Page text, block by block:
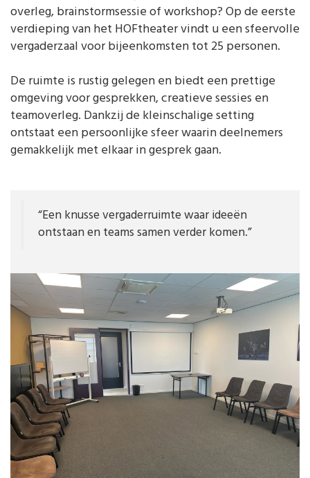
overleg, brainstormsessie of workshop? Op de eerste
verdieping van het HOFtheater vindt u een sfeervolle
vergaderzaal voor bijeenkomsten tot 25 personen.
De ruimte is rustig gelegen en biedt een prettige
omgeving voor gesprekken, creatieve sessies en
teamoverleg. Dankzij de kleinschalige setting
ontstaat een persoonlijke sfeer waarin deelnemers
gemakkelijk met elkaar in gesprek gaan.
“Een knusse vergaderruimte waar ideeën
ontstaan en teams samen verder komen.”